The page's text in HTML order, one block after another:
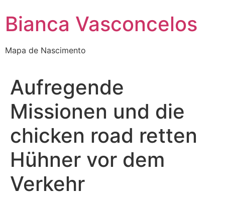
Bianca Vasconcelos
Mapa de Nascimento
Aufregende
Missionen und die
chicken road retten
Hühner vor dem
Verkehr